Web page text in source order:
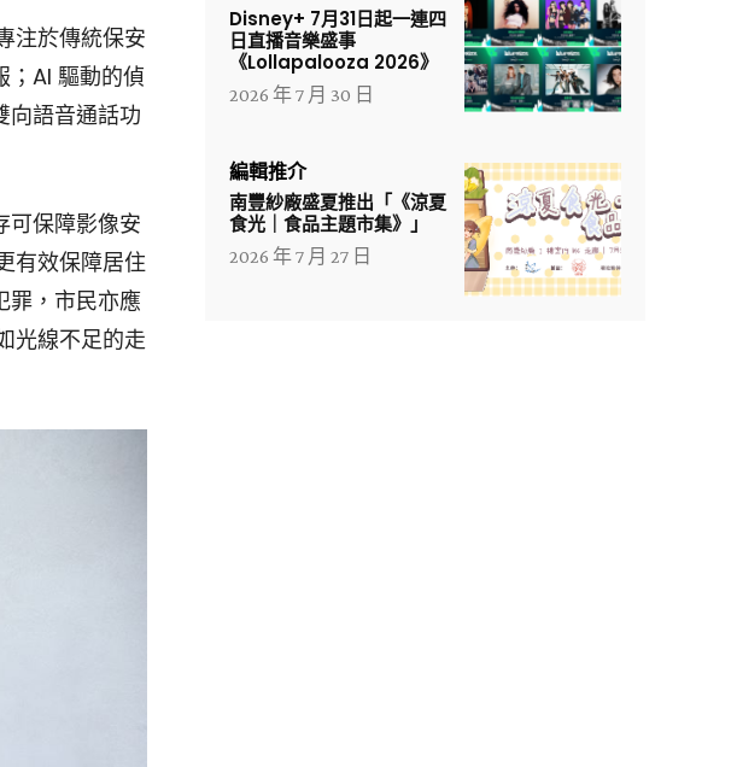
注於傳統保安
；AI 驅動的偵
向語音通話功
可保障影像安
有效保障居住
罪，市民亦應
光線不足的走
Disney+ 7月31日起一連四
日直播音樂盛事
《Lollapalooza 2026》
2026 年 7 月 30 日
編輯推介
南豐紗廠盛夏推出「《涼夏
食光｜食品主題市集》」
2026 年 7 月 27 日